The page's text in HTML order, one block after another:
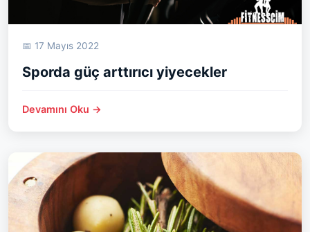
📅 17 Mayıs 2022
Sporda güç arttırıcı yiyecekler
Devamını Oku →